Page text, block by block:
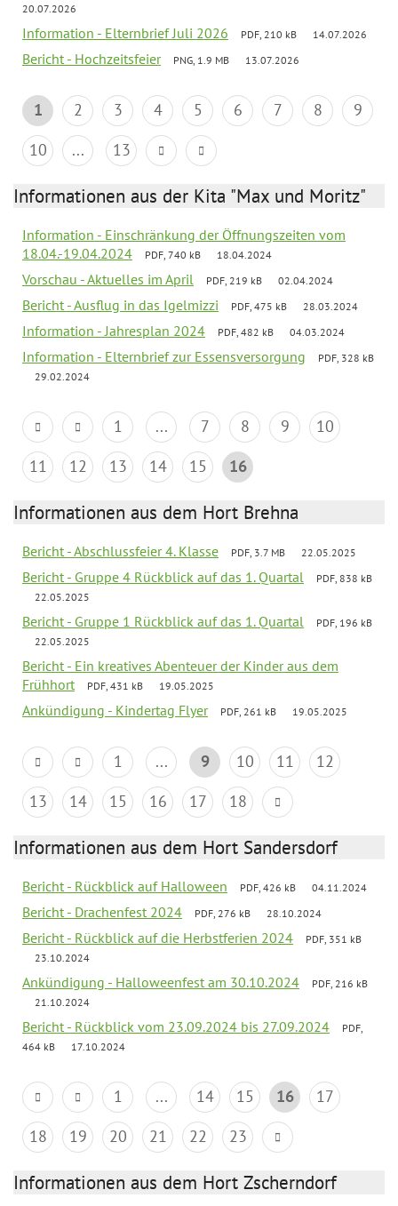
20.07.2026
Information - Elternbrief Juli 2026 PDF, 210 kB 14.07.2026
Bericht - Hochzeitsfeier PNG, 1.9 MB 13.07.2026
1 2 3 4 5 6 7 8
9
10
... 13
Informationen aus der Kita "Max und Moritz"
Information - Einschränkung der Öffnungszeiten vom
18.04.-19.04.2024
PDF, 740 kB 18.04.2024
Vorschau - Aktuelles im April PDF, 219 kB 02.04.2024
Bericht - Ausflug in das Igelmizzi PDF, 475 kB 28.03.2024
Information - Jahresplan 2024 PDF, 482 kB 04.03.2024
Information - Elternbrief zur Essensversorgung
PDF, 328 kB
29.02.2024
1 ... 7 8 9
10
11
12 13 14 15 16
Informationen aus dem Hort Brehna
Bericht - Abschlussfeier 4. Klasse PDF, 3.7 MB 22.05.2025
Bericht - Gruppe 4 Rückblick auf das 1. Quartal
PDF, 838 kB
22.05.2025
Bericht - Gruppe 1 Rückblick auf das 1. Quartal
PDF, 196 kB
22.05.2025
Bericht - Ein kreatives Abenteuer der Kinder aus dem
Frühhort
PDF, 431 kB 19.05.2025
Ankündigung - Kindertag Flyer PDF, 261 kB 19.05.2025
1 ... 9 10 11
12
13
14 15 16 17 18
Informationen aus dem Hort Sandersdorf
Bericht - Rückblick auf Halloween PDF, 426 kB 04.11.2024
Bericht - Drachenfest 2024 PDF, 276 kB 28.10.2024
Bericht - Rückblick auf die Herbstferien 2024
PDF, 351 kB
23.10.2024
Ankündigung - Halloweenfest am 30.10.2024
PDF, 216 kB
21.10.2024
Bericht - Rückblick vom 23.09.2024 bis 27.09.2024
PDF,
464 kB
17.10.2024
1 ... 14 15 16
17
18
19 20 21 22 23
Informationen aus dem Hort Zscherndorf